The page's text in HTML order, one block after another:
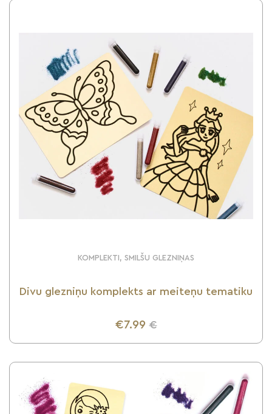
KOMPLEKTI, SMILŠU GLEZNIŅAS
Divu glezniņu komplekts ar meiteņu tematiku
€7.99 €
UZZINI VAIRĀK